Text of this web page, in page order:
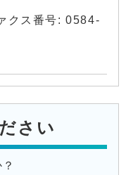
クス番号: 0584-
さい